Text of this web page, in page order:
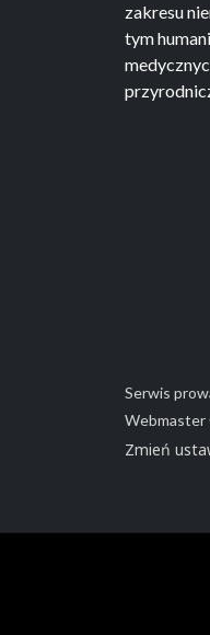
zakresu
tym
Serwis
Webmaster
Zmień